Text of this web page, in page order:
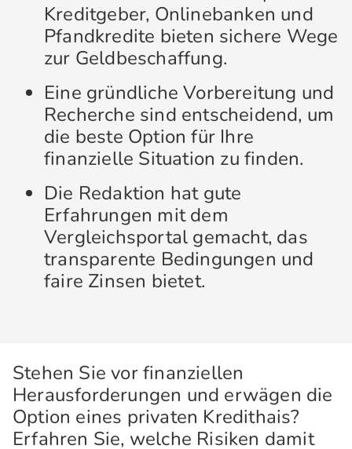
Kreditgeber, Onlinebanken und
Pfandkredite bieten sichere Wege
zur Geldbeschaffung.
Eine gründliche Vorbereitung und
Recherche sind entscheidend, um
die beste Option für Ihre
finanzielle Situation zu finden.
Die Redaktion hat gute
Erfahrungen mit dem
Vergleichsportal gemacht, das
transparente Bedingungen und
faire Zinsen bietet.
Stehen Sie vor finanziellen
Herausforderungen und erwägen die
Option eines privaten Kredithais?
Erfahren Sie, welche Risiken damit